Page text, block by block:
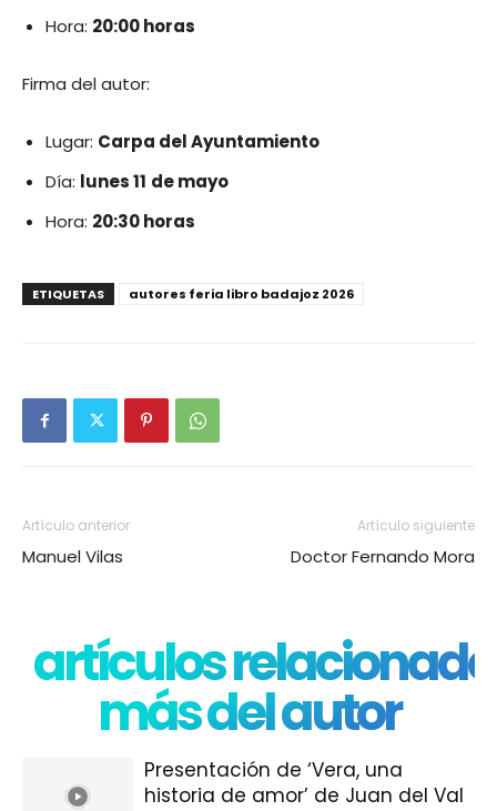
Hora: 20:00 horas
Firma del autor:
Lugar: Carpa del Ayuntamiento
Día: lunes 11 de mayo
Hora: 20:30 horas
ETIQUETAS autores feria libro badajoz 2026
Artículo anterior
Manuel Vilas
Artículo siguiente
Doctor Fernando Mora
artículos
más del autor
Presentación de ‘Vera, una
historia de amor’ de Juan del Val